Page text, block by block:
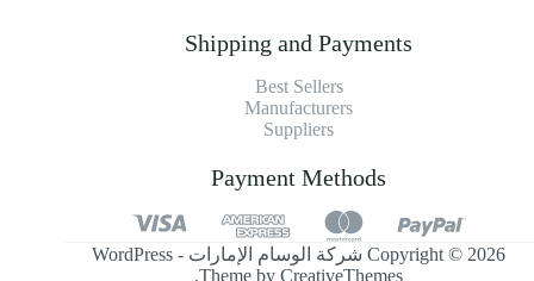
Shipping and Payments
Best Sellers
Manufacturers
Suppliers
Payment Methods
Copyright © 2026 شركة الوسام الإمارات - WordPress
Theme byCreativeThemes
.